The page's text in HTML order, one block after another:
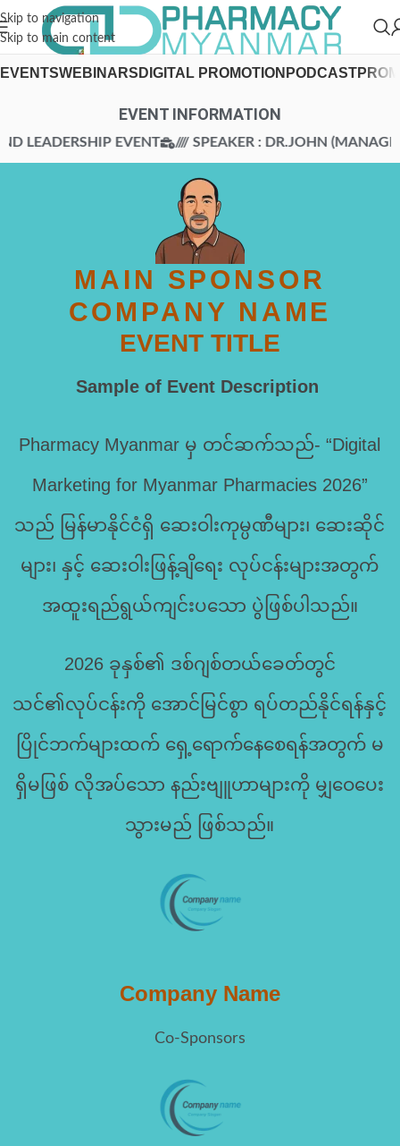
Skip to navigation
Skip to main content
EVENTSWEBINARS DIGITAL PROMOTION PODCAST
EVENT INFORMATION
LEADERSHIP EVENT //// SPEAKER : DR.JOHN
MAIN SPONSOR
COMPANY NAME
EVENT TITLE
Sample of Event Description
Pharmacy Myanmar မှ တင်ဆက်သည်- “Digital
Marketing for Myanmar Pharmacies 2026”
သည် မြန်မာနိုင်ငံရှိ ဆေးဝါးကုမ္ပဏီများ၊ ဆေးဆိုင်
များ၊ နှင့် ဆေးဝါးဖြန့်ချိရေး လုပ်ငန်းများအတွက်
အထူးရည်ရွယ်ကျင်းပသော ပွဲဖြစ်ပါသည်။
2026 ခုနှစ်၏ ဒစ်ဂျစ်တယ်ခေတ်တွင်
သင်၏လုပ်ငန်းကို အောင်မြင်စွာ ရပ်တည်နိုင်ရန်နှင့်
ပြိုင်ဘက်များထက် ရှေ့ရောက်နေစေရန်အတွက် မ
ရှိမဖြစ် လိုအပ်သော နည်းဗျူဟာများကို မျှဝေပေး
သွားမည် ဖြစ်သည်။
Company Name
Co-Sponsors